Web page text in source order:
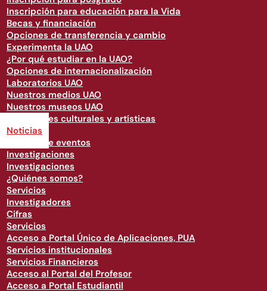
Inscripción para educación para la Vida
Becas y financiación
Opciones de transferencia y cambio
Experimenta la UAO
¿Por qué estudiar en la UAO?
Opciones de internacionalización
Laboratorios UAO
Nuestros medios UAO
Nuestros museos UAO
Actividades culturales y artísticas
Noticias
Agenda de eventos
Investigaciones
Investigaciones
¿Quiénes somos?
Servicios
Investigadores
Cifras
Servicios
Acceso a Portal Único de Aplicaciones, PUA
Servicios institucionales
Servicios Financieros
Acceso al Portal del Profesor
Acceso a Portal Estudiantil